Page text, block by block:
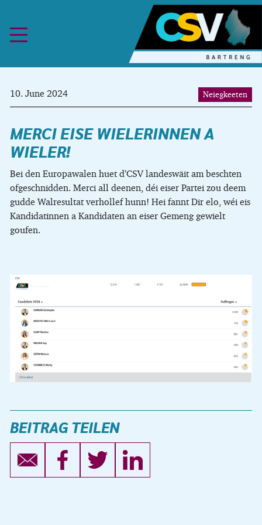
MERCI EISE WIELERINNEN A
WIELER!
10. June 2024 Neiegkeeten
Bei den Europawalen huet d’CSV landeswäit am beschten
ofgeschnidden. Merci all deenen, déi eiser Partei zou deem
gudde Walresultat verhollef hunn! Hei fannt Dir elo, wéi eis
Kandidatinnen a Kandidaten an eiser Gemeng gewielt
goufen.
BEITRAG TEILEN